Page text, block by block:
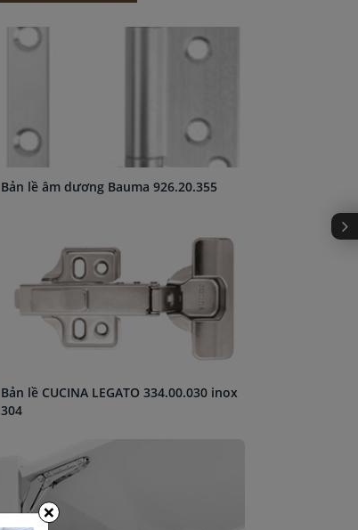
Bản lề âm dương Bauma 926.20.355
Bản lề CUCINA LEGATO 334.00.030 inox
304
×